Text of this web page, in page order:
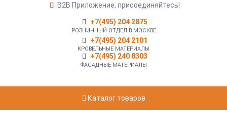
B2B Приложение, присоединяйтесь!
+7(495) 204 2875
РОЗНИЧНЫЙ ОТДЕЛ В МОСКВЕ
+7(495) 204 2101
КРОВЕЛЬНЫЕ МАТЕРИАЛЫ
+7(495) 240 8303
ФАСАДНЫЕ МАТЕРИАЛЫ
Каталог товаров